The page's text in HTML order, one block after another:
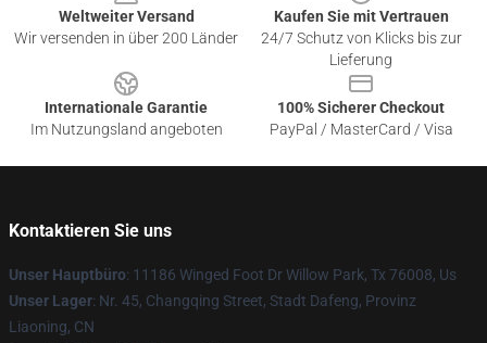
Weltweiter Versand
Wir versenden in über 200 Länder
Kaufen Sie mit Vertrauen
24/7 Schutz von Klicks bis zur
Lieferung
Internationale Garantie
Im Nutzungsland angeboten
100% Sicherer Checkout
PayPal / MasterCard / Visa
Kontaktieren Sie uns
Unser Hauptbüro: 11186 Winged Foot Dr Willow Park, Tx 76008, Us
Unser Lager: Nr. 45, Changqing Street, Stadt Dafeng, Provinz
Liaoning, CN